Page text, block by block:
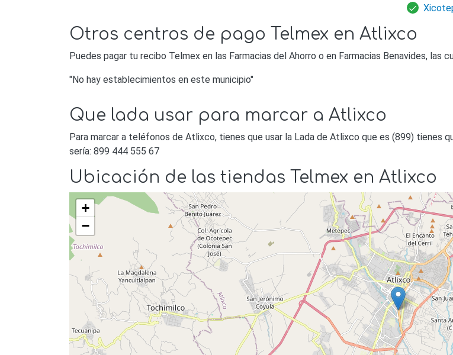
Otros centros de pago Telmex en Atlixco
Puedes pagar tu recibo Telmex en las Farmacias del Ahorro o en Farmacias Benavides, las
"No hay establecimientos en este municipio"
Que lada usar para marcar a Atlixco
Para marcar a teléfonos de Atlixco, tienes que usar la Lada de Atlixco que es (899) tienes
sería: 899 444 555 67
Ubicación de las tiendas Telmex en Atlixco
+
−